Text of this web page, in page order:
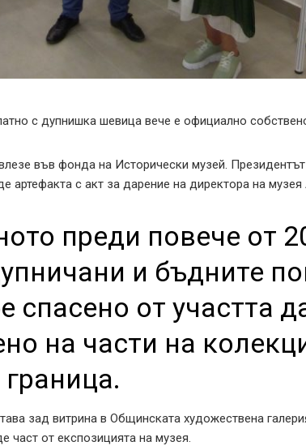
с дупнишка шевица вече е официално
във фонда на Исторически музей.
артефакта с акт за дарение на директора на музея
преди повече от
и бъдните
спасено от участта
на части на
зад витрина в Общинската художествена
част от експозицията на музея.